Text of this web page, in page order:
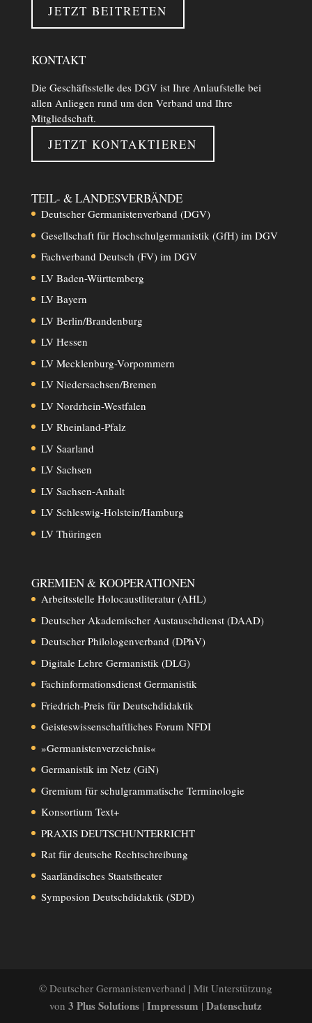
JETZT BEITRETEN
KONTAKT
Die Geschäftsstelle des DGV ist Ihre Anlaufstelle bei
allen Anliegen rund um den Verband und Ihre
Mitgliedschaft.
JETZT KONTAKTIEREN
TEIL- & LANDESVERBÄNDE
Deutscher Germanistenverband (DGV)
Gesellschaft für Hochschulgermanistik (GfH) im DGV
Fachverband Deutsch (FV) im DGV
LV Baden-Württemberg
LV Bayern
LV Berlin/Brandenburg
LV Hessen
LV Mecklenburg-Vorpommern
LV Niedersachsen/Bremen
LV Nordrhein-Westfalen
LV Rheinland-Pfalz
LV Saarland
LV Sachsen
LV Sachsen-Anhalt
LV Schleswig-Holstein/Hamburg
LV Thüringen
GREMIEN & KOOPERATIONEN
Arbeitsstelle Holocaustliteratur (AHL)
Deutscher Akademischer Austauschdienst (DAAD)
Deutscher Philologenverband (DPhV)
Digitale Lehre Germanistik (DLG)
Fachinformationsdienst Germanistik
Friedrich-Preis für Deutschdidaktik
Geisteswissenschaftliches Forum NFDI
»Germanistenverzeichnis«
Germanistik im Netz (GiN)
Gremium für schulgrammatische Terminologie
Konsortium Text+
PRAXIS DEUTSCHUNTERRICHT
Rat für deutsche Rechtschreibung
Saarländisches Staatstheater
Symposion Deutschdidaktik (SDD)
© Deutscher Germanistenverband | Mit Unterstützung
von3 Plus Solutions |Impressum |Datenschutz